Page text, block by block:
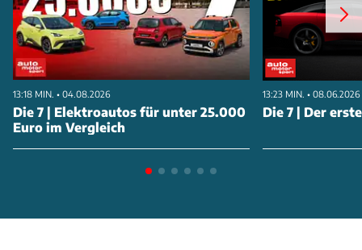
13:18 MIN. • 04.08.2026
Die 7 | Elektroautos für unter 25.000
Euro im Vergleich
13:23 MIN. • 08.06.2026
Die 7 | Der